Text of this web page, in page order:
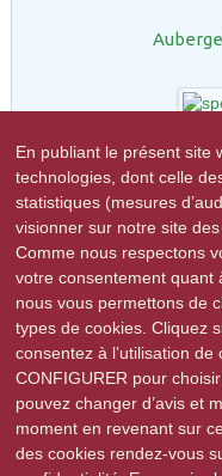
En publiant le présent site
technologies, dont celle
statistiques (mesures
visionner sur notre site
Comme nous respectons
votre consentement quant
nous vous permettons de
types de cookies. Cliquez
consentez à l’utilisation
CONFIGURER pour
pouvez changer d’avis et
moment en revenant sur
des cookies rendez-vous